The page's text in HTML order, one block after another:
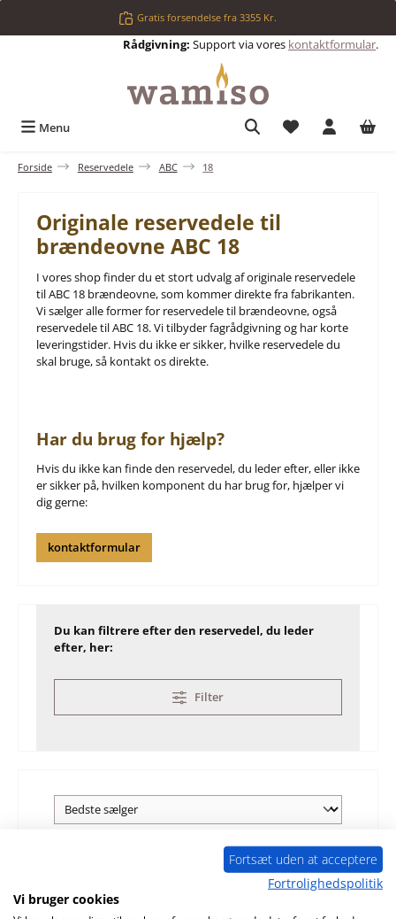
Gratis forsendelse fra 3355 Kr.
Rådgivning: Support via vores kontaktformular.
Menu Du har 0
Forside Reservedele ABC 18
Originale reservedele til
brændeovne ABC 18
I vores shop finder du et stort udvalg af originale reservedele
til ABC 18 brændeovne, som kommer direkte fra fabrikanten.
Vi sælger alle former for reservedele til brændeovne, også
reservedele til ABC 18. Vi tilbyder fagrådgivning og har korte
leveringstider. Hvis du ikke er sikker, hvilke reservedele du
skal bruge, så kontakt os direkte.
Har du brug for hjælp?
Hvis du ikke kan finde den reservedel, du leder efter, eller ikke
er sikker på, hvilken komponent du har brug for, hjælper vi
dig gerne:
kontaktformular
Du kan filtrere efter den reservedel, du leder
efter, her:
Filter
Fortsæt uden at acceptere
Fortrolighedspolitik
Vi bruger cookies